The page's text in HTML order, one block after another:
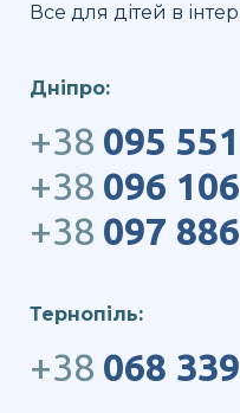
Все для дітей в
Дніпро:
+38 095
+38 096
+38 097
Тернопіль:
+38 068